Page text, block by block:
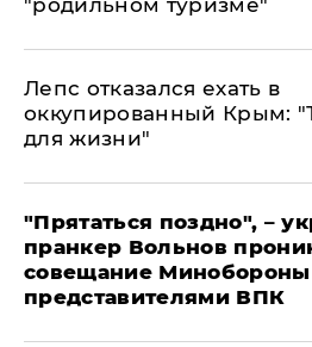
Лепс отказался ехать в
оккупированный Крым:
для жизни"
"Прятаться поздно", –
пранкер Вольнов
совещание
представителями ВПК